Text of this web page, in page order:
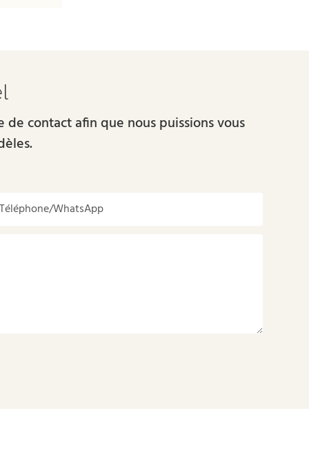
contact afin que nous puissions vous
Téléphone/WhatsApp